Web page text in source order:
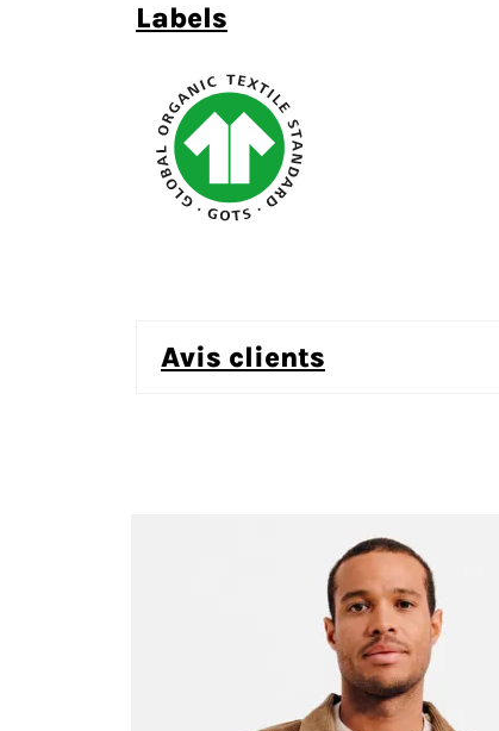
labels
avis clients